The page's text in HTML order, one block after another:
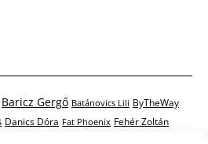
Baricz Gergő Batánovics Lili ByTheWay
Danics Dóra Fat Phoenix Fehér Zoltán